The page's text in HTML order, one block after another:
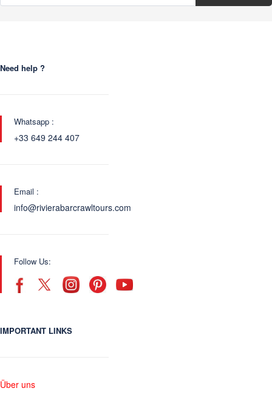
Need help ?
Whatsapp :
+33 649 244 407
Email :
info@rivierabarcrawltours.com
Follow Us:
IMPORTANT LINKS
Über uns